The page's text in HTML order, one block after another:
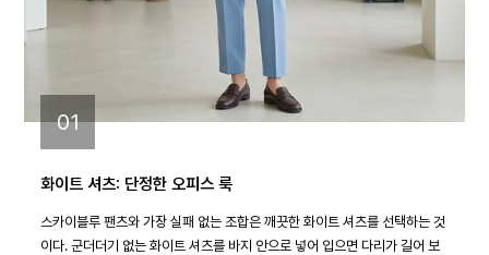
01
화이트 셔츠: 단정한 오피스 룩
스카이블루 팬츠와 가장 실패 없는 조합은 깨끗한 화이트 셔츠를 선택하는 것
이다. 군더더기 없는 화이트 셔츠를 바지 안으로 넣어 입으면 다리가 길어 보